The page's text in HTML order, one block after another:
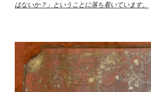
はないか？」ということに落ち着いています。